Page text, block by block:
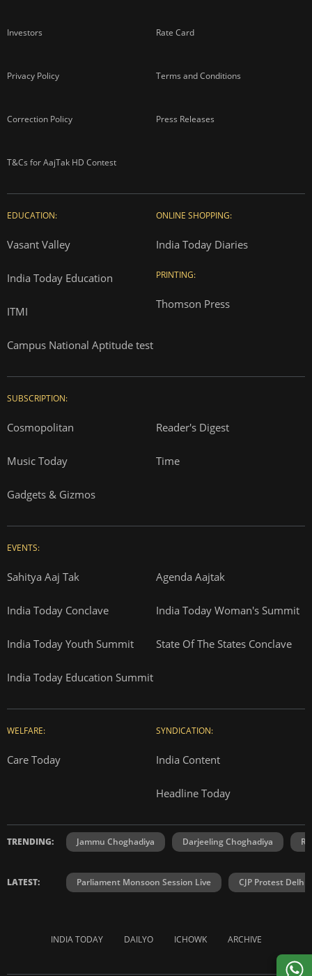
Investors Rate Card
Privacy Policy Terms and Conditions
Correction Policy Press Releases
T&Cs for AajTak HD Contest
EDUCATION:
Vasant Valley
India Today Education
ITMI
Campus National Aptitude test
ONLINE SHOPPING:
India Today Diaries
PRINTING:
Thomson Press
SUBSCRIPTION:
Cosmopolitan Reader's Digest
Music Today Time
Gadgets & Gizmos
EVENTS:
Sahitya Aaj Tak Agenda Aajtak
India Today Conclave India Today Woman's Summit
India Today Youth Summit State Of The States Conclave
India Today Education Summit
WELFARE:
Care Today
SYNDICATION:
India Content
Headline Today
TRENDING: Jammu Choghadiya Darjeeling Choghadiya
LATEST: Parliament Monsoon Session Live CJP Protest Delhi
INDIA TODAY DAILYO ICHOWK ARCHIVE